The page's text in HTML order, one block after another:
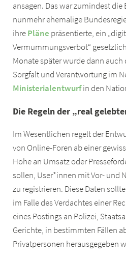
ansagen. Das war zumindest
nunmehr ehemalige
ihrePläne präsentierte, ein
Vermummungsverbot“
Monate später wurde dann auch
Sorgfalt und Verantwortung im
Ministerialentwurfin den
Die Regeln der „real
Im Wesentlichen regelt der
von Online-Foren ab einer
Höhe an Umsatz oder
sollen, User*innen mit Vor- und
zu registrieren. Diese Daten
im Falle des Verdachtes einer
eines Postings an Polizei,
Gerichte, in bestimmten Fällen
Privatpersonen herausgegeben